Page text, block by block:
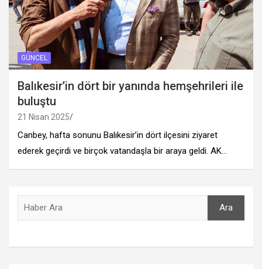
GÜNCEL
Balıkesir’in dört bir yanında hemşehrileri ile
buluştu
21 Nisan 2025
Canbey, hafta sonunu Balıkesir’in dört ilçesini ziyaret
ederek geçirdi ve birçok vatandaşla bir araya geldi. AK…
Ara